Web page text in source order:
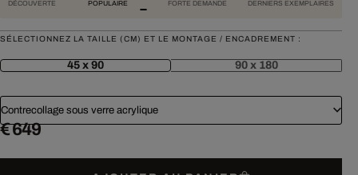
DÉCOUVERTE POPULAIRE FORTE DEMANDE DERNIERS EXEMPLAIRES
SÉLECTIONNEZ LA TAILLE (CM) ET LE MONTAGE / ENCADREMENT :
45 x 90 90 x 180
Contrecollage sous verre acrylique
€ 649